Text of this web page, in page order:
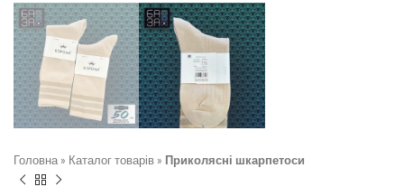
Головна » Каталог товарів » Приколясні шкарпетоси